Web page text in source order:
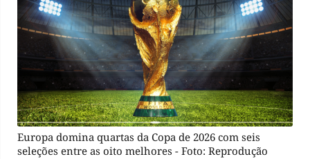
Europa domina quartas da Copa de 2026 com seis
seleções entre as oito melhores - Foto: Reprodução